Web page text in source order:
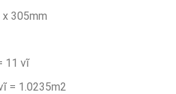
305mm
11 vĩ
= 1.0235m2